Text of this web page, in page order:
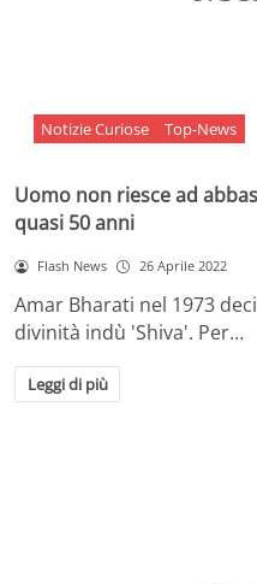
Notizie Curiose Top-News
Uomo non riesce ad
quasi 50 anni
Flash News 26 Aprile 2022
Amar Bharati nel 1973
divinità indù 'Shiva'. Per…
Leggi di più